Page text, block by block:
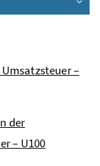
–
der
– U100